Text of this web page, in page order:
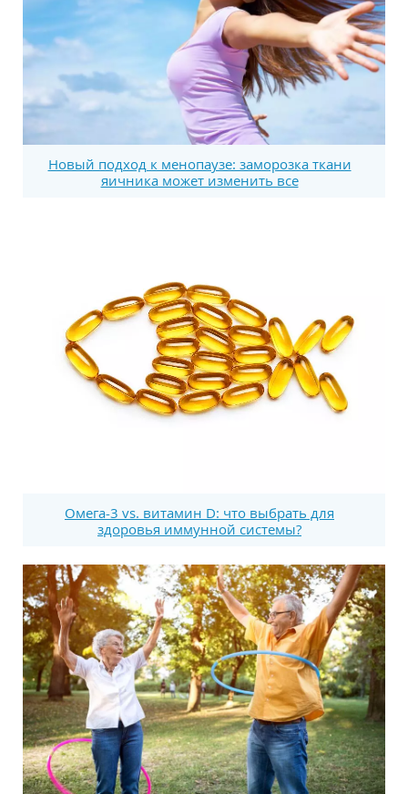
Новый подход к менопаузе: заморозка ткани
яичника может изменить все
Омега-3 vs. витамин D: что выбрать для
здоровья иммунной системы?